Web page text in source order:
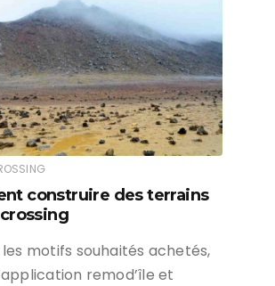
construire des terrains
les motifs souhaités achetés,
remod’île et